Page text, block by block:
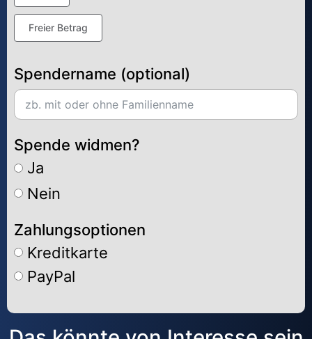
Freier Betrag
Spendername (optional)
Spende widmen?
Ja
Nein
Zahlungsoptionen
Kreditkarte
PayPal
Alternative: